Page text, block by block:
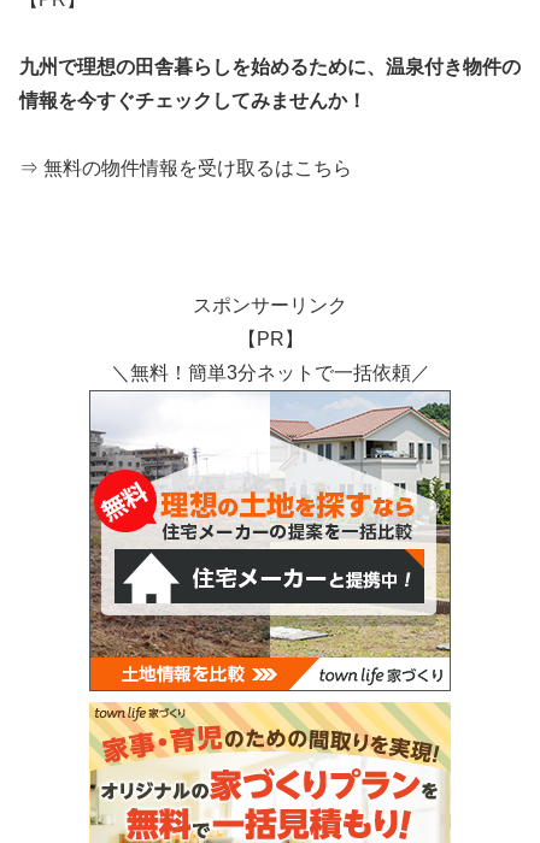
九州で理想の田舎暮らしを始めるために、温泉付き物件の
情報を今すぐチェックしてみませんか！
⇒ 無料の物件情報を受け取るはこちら
スポンサーリンク
【PR】
＼無料！簡単3分ネットで一括依頼／